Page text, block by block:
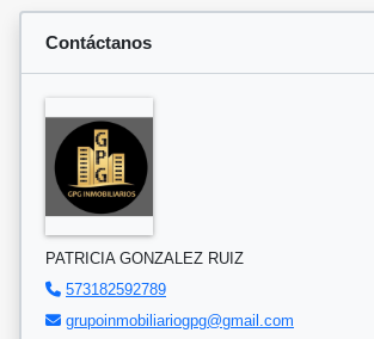
Contáctanos
PATRICIA GONZALEZ RUIZ
573182592789
grupoinmobiliariogpg@gmail.com